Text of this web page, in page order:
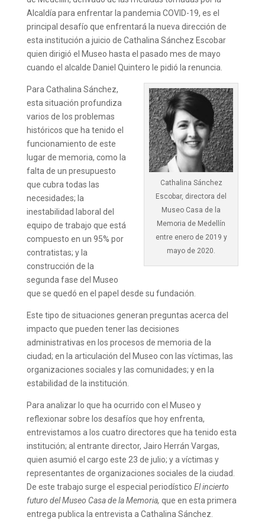
Alcaldía para enfrentar la pandemia COVID-19, es el
principal desafío que enfrentará la nueva dirección de
esta institución a juicio de Cathalina Sánchez Escobar
quien dirigió el Museo hasta el pasado mes de mayo
cuando el alcalde Daniel Quintero le pidió la renuncia.
Cathalina Sánchez
Escobar, directora del
Museo Casa de la
Memoria de Medellín
entre enero de 2019 y
mayo de 2020.
Para Cathalina Sánchez,
esta situación profundiza
varios de los problemas
históricos que ha tenido el
funcionamiento de este
lugar de memoria, como la
falta de un presupuesto
que cubra todas las
necesidades; la
inestabilidad laboral del
equipo de trabajo que está
compuesto en un 95% por
contratistas; y la
construcción de la
segunda fase del Museo
que se quedó en el papel desde su fundación.
Este tipo de situaciones generan preguntas acerca del
impacto que pueden tener las decisiones
administrativas en los procesos de memoria de la
ciudad; en la articulación del Museo con las víctimas, las
organizaciones sociales y las comunidades; y en la
estabilidad de la institución.
Para analizar lo que ha ocurrido con el Museo y
reflexionar sobre los desafíos que hoy enfrenta,
entrevistamos a los cuatro directores que ha tenido esta
institución; al entrante director, Jairo Herrán Vargas,
quien asumió el cargo este 23 de julio; y a víctimas y
representantes de organizaciones sociales de la ciudad.
De este trabajo surge el especial periodístico El incierto
futuro del Museo Casa de la Memoria, que en esta primera
entrega publica la entrevista a Cathalina Sánchez.